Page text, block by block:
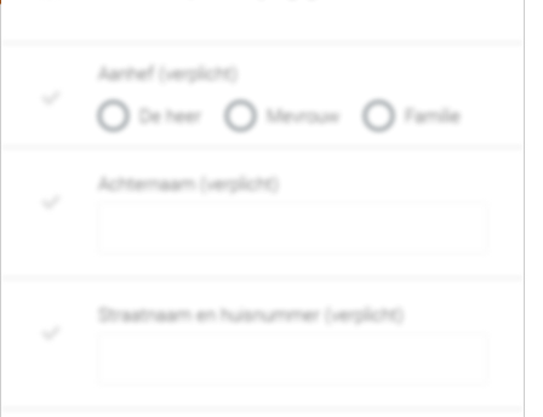
Aanhef (verplicht)
De heer
Mevrouw Familie
Achternaam (verplicht)
Straatnaam en huisnummer (verplicht)